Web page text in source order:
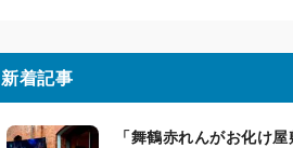
新着記事
「舞鶴赤れんがお化け